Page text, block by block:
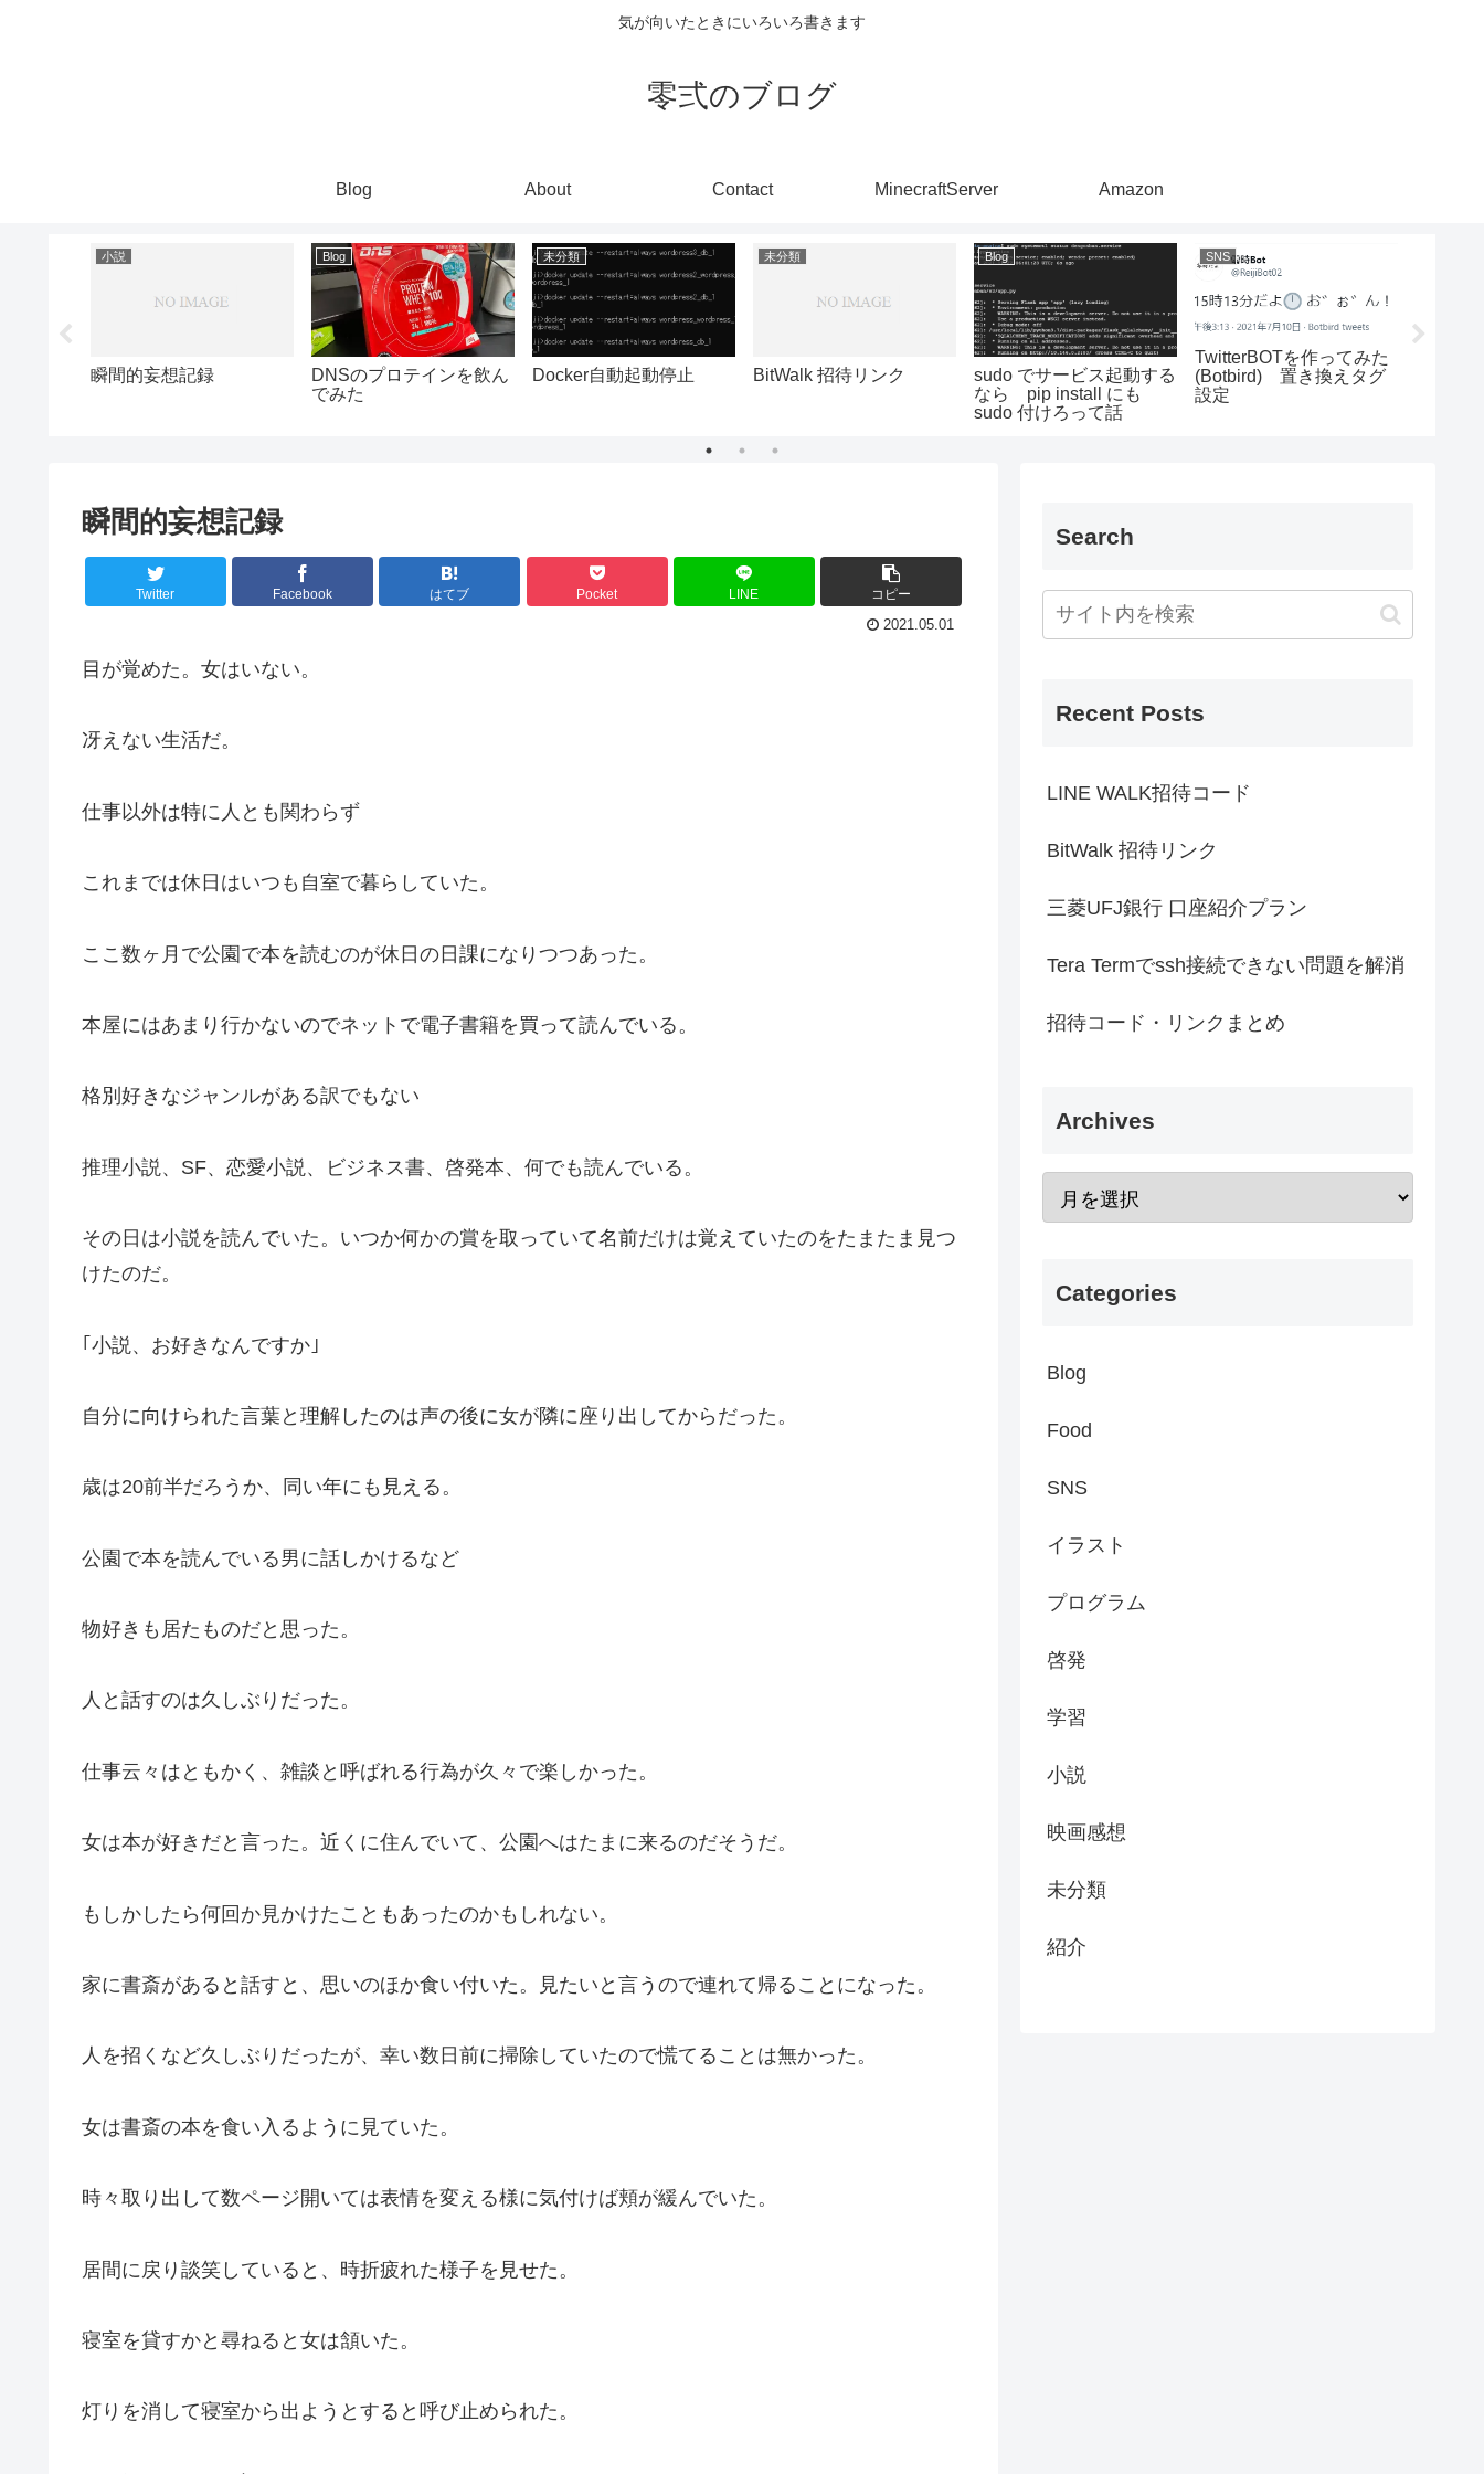
気が向いたときにいろいろ書きます
零弍のブログ
Blog About Contact MinecraftServer Amazon
小説
瞬間的妄想記録
Blog
DNSのプロテインを飲ん
でみた
未分類
Docker自動起動停止
未分類
BitWalk 招待リンク
Blog
sudo でサービス起動する
なら pip install にも
sudo 付けろって話
SNS
TwitterBOTを作ってみた
(Botbird) 置き換えタグ
設定
瞬間的妄想記録
Twitter Facebook はてブ Pocket LINE コピー
2021.05.01
目が覚めた。女はいない。
冴えない生活だ。
仕事以外は特に人とも関わらず
これまでは休日はいつも自室で暮らしていた。
ここ数ヶ月で公園で本を読むのが休日の日課になりつつあった。
本屋にはあまり行かないのでネットで電子書籍を買って読んでいる。
格別好きなジャンルがある訳でもない
推理小説、SF、恋愛小説、ビジネス書、啓発本、何でも読んでいる。
その日は小説を読んでいた。いつか何かの賞を取っていて名前だけは覚えていたのをたまたま見つ
けたのだ。
｢小説、お好きなんですか｣
自分に向けられた言葉と理解したのは声の後に女が隣に座り出してからだった。
歳は20前半だろうか、同い年にも見える。
公園で本を読んでいる男に話しかけるなど
物好きも居たものだと思った。
人と話すのは久しぶりだった。
仕事云々はともかく、雑談と呼ばれる行為が久々で楽しかった。
女は本が好きだと言った。近くに住んでいて、公園へはたまに来るのだそうだ。
もしかしたら何回か見かけたこともあったのかもしれない。
家に書斎があると話すと、思いのほか食い付いた。見たいと言うので連れて帰ることになった。
人を招くなど久しぶりだったが、幸い数日前に掃除していたので慌てることは無かった。
女は書斎の本を食い入るように見ていた。
時々取り出して数ページ開いては表情を変える様に気付けば頬が緩んでいた。
居間に戻り談笑していると、時折疲れた様子を見せた。
寝室を貸すかと尋ねると女は頷いた。
灯りを消して寝室から出ようとすると呼び止められた。
Search
Recent Posts
LINE WALK招待コード
BitWalk 招待リンク
三菱UFJ銀行 口座紹介プラン
Tera Termでssh接続できない問題を解消
招待コード・リンクまとめ
Archives
Categories
Blog
Food
SNS
イラスト
プログラム
啓発
学習
小説
映画感想
未分類
紹介